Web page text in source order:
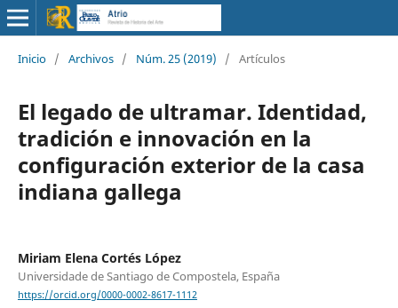
Inicio / Archivos / Núm. 25 (2019) / Artículos
El legado de ultramar. Identidad,
tradición e innovación en la
configuración exterior de la casa
indiana gallega
Miriam Elena Cortés López
Universidade de Santiago de Compostela, España
https://orcid.org/0000-0002-8617-1112